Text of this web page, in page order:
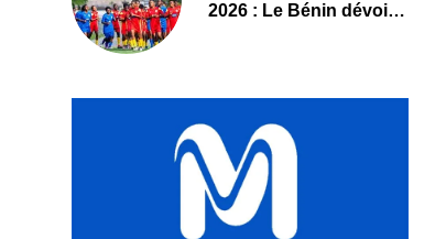
2026 : Le Bénin dévoile